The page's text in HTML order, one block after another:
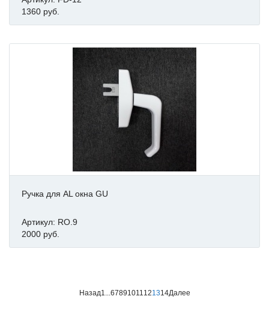
1360 руб.
Ручка для AL окна GU
Артикул: RO.9
2000 руб.
Назад1...67891011121314Далее